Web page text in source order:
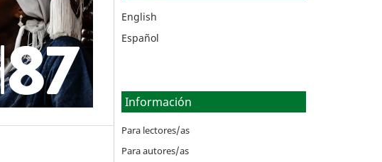
English
Español
Información
Para lectores/as
Para autores/as